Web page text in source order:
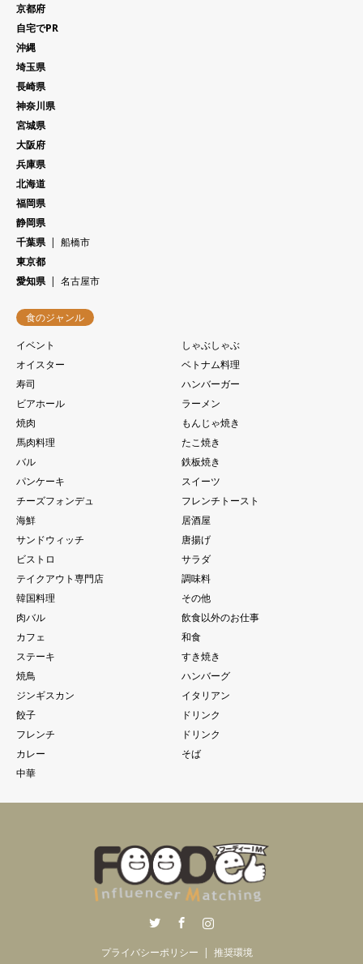
京都府
自宅でPR
沖縄
埼玉県
長崎県
神奈川県
宮城県
大阪府
兵庫県
北海道
福岡県
静岡県
千葉県
船橋市
東京都
愛知県
名古屋市
食のジャンル
イベント
しゃぶしゃぶ
オイスター
ベトナム料理
寿司
ハンバーガー
ビアホール
ラーメン
焼肉
もんじゃ焼き
馬肉料理
たこ焼き
バル
鉄板焼き
パンケーキ
スイーツ
チーズフォンデュ
フレンチトースト
海鮮
居酒屋
サンドウィッチ
唐揚げ
ビストロ
サラダ
テイクアウト専門店
調味料
韓国料理
その他
肉バル
飲食以外のお仕事
カフェ
和食
ステーキ
すき焼き
焼鳥
ハンバーグ
ジンギスカン
イタリアン
餃子
ドリンク
フレンチ
ドリンク
カレー
そば
中華
Instagram
プライバシーポリシー 推奨環境